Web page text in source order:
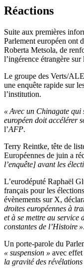
Réactions
Suite aux premières
Parlement européen ont
Roberta Metsola, de
l’ingérence étrangère
Le groupe des Verts/
une enquête rapide sur
l’institution.
« Avec un Chinagate qui
européen doit accélérer
l’AFP.
Terry Reintke, tête de
Européennes de juin a
l’enquête] avant les
L’eurodéputé Raphaël
français pour les
évènements sur X,
droites européennes à
et à se mettre au service
constantes de l’Histoire ».
Un porte-parole du
« suspension » avec effet
la gravité des révélations